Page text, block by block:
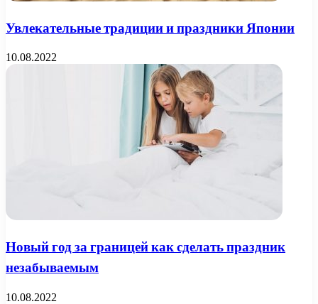
Увлекательные традиции и праздники Японии
10.08.2022
Новый год за границей как сделать праздник
незабываемым
10.08.2022